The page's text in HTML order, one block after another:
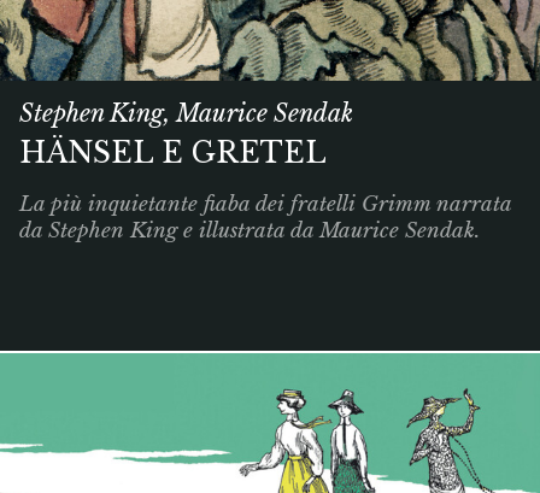
Stephen King, Maurice Sendak
HÄNSEL E GRETEL
La più inquietante fiaba dei fratelli Grimm narrata
da Stephen King e illustrata da Maurice Sendak.